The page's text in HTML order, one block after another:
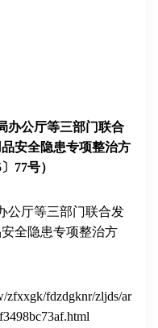
办公厅等三部门联合
安全隐患专项整治方
〕 77号）
公厅等三部门联合发
全隐患专项整治方
zfxxgk/fdzdgknr/zljds/ar